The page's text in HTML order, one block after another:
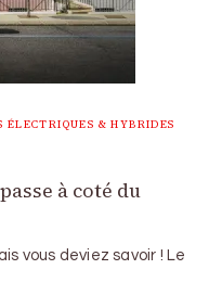
ÉLECTRIQUES & HYBRIDES
à coté du
vous deviez savoir ! Le